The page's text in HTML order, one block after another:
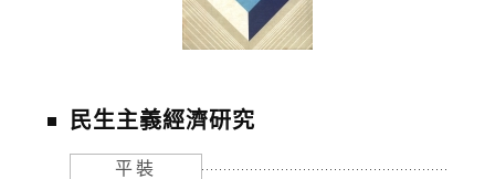
民生主義經濟研究
平裝